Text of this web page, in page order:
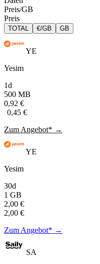
Preis/GB
Preis
TOTAL €/GB GB
YE
Yesim
1d
500 MB
0,92 €
0,45 €
Zum Angebot* →
YE
Yesim
30d
1 GB
2,00 €
2,00 €
Zum Angebot* →
SA